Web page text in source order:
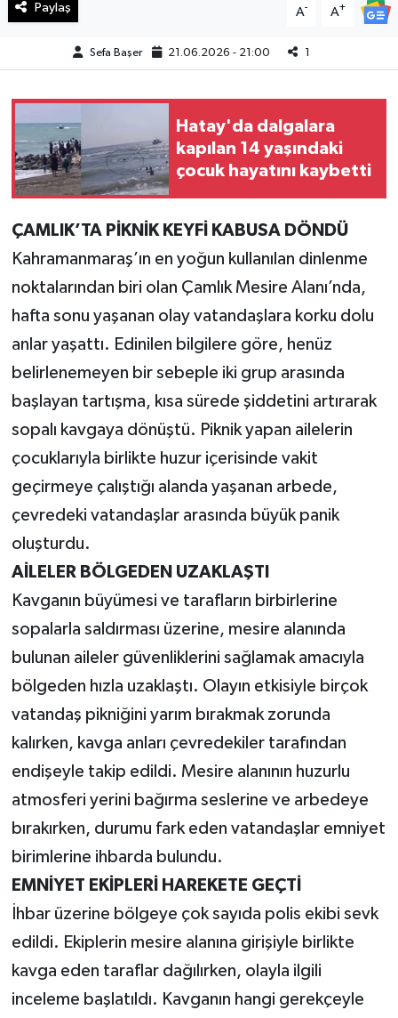
Paylaş A- A+
Sefa Başer 21.06.2026 - 21:00 1
Hatay'da dalgalara
kapılan 14 yaşındaki
çocuk hayatını kaybetti
ÇAMLIK’TA PİKNİK KEYFİ KABUSA DÖNDÜ
Kahramanmaraş’ın en yoğun kullanılan dinlenme
noktalarından biri olan Çamlık Mesire Alanı’nda,
hafta sonu yaşanan olay vatandaşlara korku dolu
anlar yaşattı. Edinilen bilgilere göre, henüz
belirlenemeyen bir sebeple iki grup arasında
başlayan tartışma, kısa sürede şiddetini artırarak
sopalı kavgaya dönüştü. Piknik yapan ailelerin
çocuklarıyla birlikte huzur içerisinde vakit
geçirmeye çalıştığı alanda yaşanan arbede,
çevredeki vatandaşlar arasında büyük panik
oluşturdu.
AİLELER BÖLGEDEN UZAKLAŞTI
Kavganın büyümesi ve tarafların birbirlerine
sopalarla saldırması üzerine, mesire alanında
bulunan aileler güvenliklerini sağlamak amacıyla
bölgeden hızla uzaklaştı. Olayın etkisiyle birçok
vatandaş pikniğini yarım bırakmak zorunda
kalırken, kavga anları çevredekiler tarafından
endişeyle takip edildi. Mesire alanının huzurlu
atmosferi yerini bağırma seslerine ve arbedeye
bırakırken, durumu fark eden vatandaşlar emniyet
birimlerine ihbarda bulundu.
EMNİYET EKİPLERİ HAREKETE GEÇTİ
İhbar üzerine bölgeye çok sayıda polis ekibi sevk
edildi. Ekiplerin mesire alanına girişiyle birlikte
kavga eden taraflar dağılırken, olayla ilgili
inceleme başlatıldı. Kavganın hangi gerekçeyle
Spor
Yaşam
KAHRAMANMARAŞ